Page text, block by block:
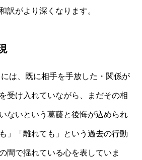
訳がより深くなります。
には、既に相手を手放した・関係が
受け入れていながら、まだその相
ないという葛藤と後悔が込められ
」「離れても」という過去の行動
間で揺れている心を表していま